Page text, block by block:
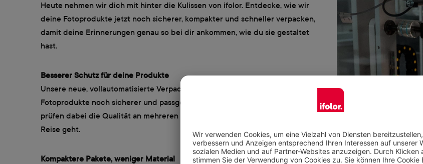
Heute nehmen wir dich mit hinter die Kulissen von ifolor. Entdecke, wie wir
deine Fotoprodukte jetzt noch sicherer, kompakter und schneller verpacken,
damit deine Erinnerungen genau so bei dir ankommen, wie du sie gestaltet
hast.
Besserer Schutz für deine Produkte
Unsere neue, vollautomatisierte Verpackungsanlage verpackt deine
Fotoprodukte noch sicherer und passgenauer. Kameras, Waage und 3D Scans
prüfen dabei die Qualität an mehreren Stellen, bevor dein Paket auf die
Reise geht.
Kompaktere Pakete, weniger Material